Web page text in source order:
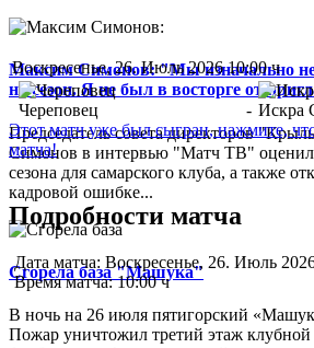
Максим Симонов: "Мы изначально не
на сезон. Я не был в восторге от
Председатель совета директоров
Симонов в интервью "Матч ТВ"
сезона для самарского клуба, а также
кадровой ошибке...
Сгорела база "Машука"
В ночь на 26 июля пятигорский
Пожар уничтожил третий этаж клубной
Воскресенье, 26. Июль 2026 10:00 ч
Череповец - Искра
Этот матч уже был сыгран, нажмите,
матча!
Подробности матча
Дата матча: Воскресенье, 26. Июль
Время матча: 10:00 ч